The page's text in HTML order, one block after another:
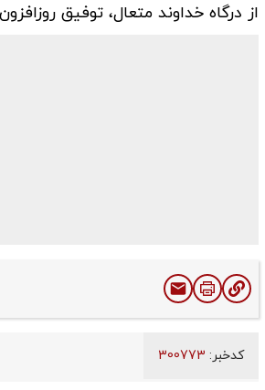
از درگاه خداوند متعال، توفیق
کدخبر: